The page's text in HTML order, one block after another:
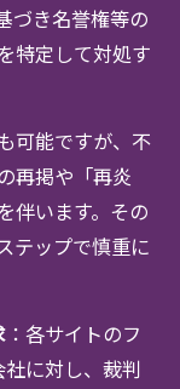
づき名誉権等の
特定して対処す
可能ですが、不
再掲や「再炎
伴います。その
テップで慎重に
：各サイトのフ
に対し、裁判